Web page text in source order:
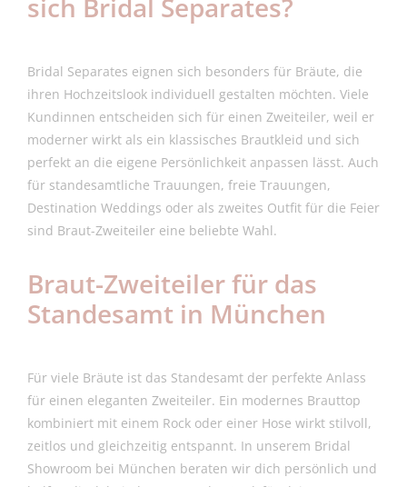
sich Bridal Separates?
Bridal Separates eignen sich besonders für Bräute, die
ihren Hochzeitslook individuell gestalten möchten. Viele
Kundinnen entscheiden sich für einen Zweiteiler, weil er
moderner wirkt als ein klassisches Brautkleid und sich
perfekt an die eigene Persönlichkeit anpassen lässt. Auch
für standesamtliche Trauungen, freie Trauungen,
Destination Weddings oder als zweites Outfit für die Feier
sind Braut-Zweiteiler eine beliebte Wahl.
Braut-Zweiteiler für das
Standesamt in München
Für viele Bräute ist das Standesamt der perfekte Anlass
für einen eleganten Zweiteiler. Ein modernes Brauttop
kombiniert mit einem Rock oder einer Hose wirkt stilvoll,
zeitlos und gleichzeitig entspannt. In unserem Bridal
Showroom bei München beraten wir dich persönlich und